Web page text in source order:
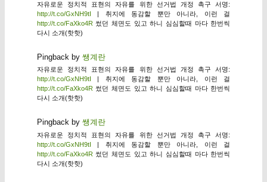
자유로운 정치적 표현의 자유를 위한 선거법 개정 촉구 서명:
http://t.co/GxNH9tI | 취지에 동감할 뿐만 아니라, 이런 걸
http://t.co/FaXko4R썼던 체면도 있고 하니 심심할때 마다 한번씩
다시 소개(핫핫)
Pingback by 쌩계란
자유로운 정치적 표현의 자유를 위한 선거법 개정 촉구 서명:
http://t.co/GxNH9tI
| 취지에 동감할 뿐만 아니라, 이런 걸
http://t.co/FaXko4R썼던 체면도 있고 하니 심심할때 마다 한번씩
다시 소개(핫핫)
Pingback by 쌩계란
자유로운 정치적 표현의 자유를 위한 선거법 개정 촉구 서명:
http://t.co/GxNH9tI | 취지에 동감할 뿐만 아니라, 이런 걸
http://t.co/FaXko4R썼던 체면도 있고 하니 심심할때 마다 한번씩
다시 소개(핫핫)